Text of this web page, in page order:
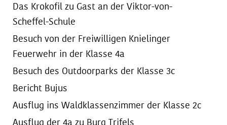
Das Krokofil zu Gast an der Viktor-von-
Scheffel-Schule
Besuch von der Freiwilligen Knielinger
Feuerwehr in der Klasse 4a
Besuch des Outdoorparks der Klasse 3c
Bericht Bujus
Ausflug ins Waldklassenzimmer der Klasse 2c